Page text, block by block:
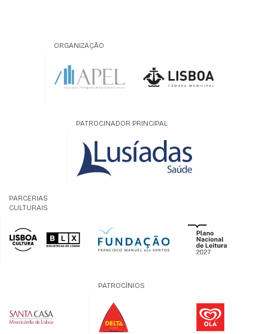
ORGANIZAÇÃO
PATROCINADOR PRINCIPAL
PARCERIAS
CULTURAIS
PATROCÍNIOS